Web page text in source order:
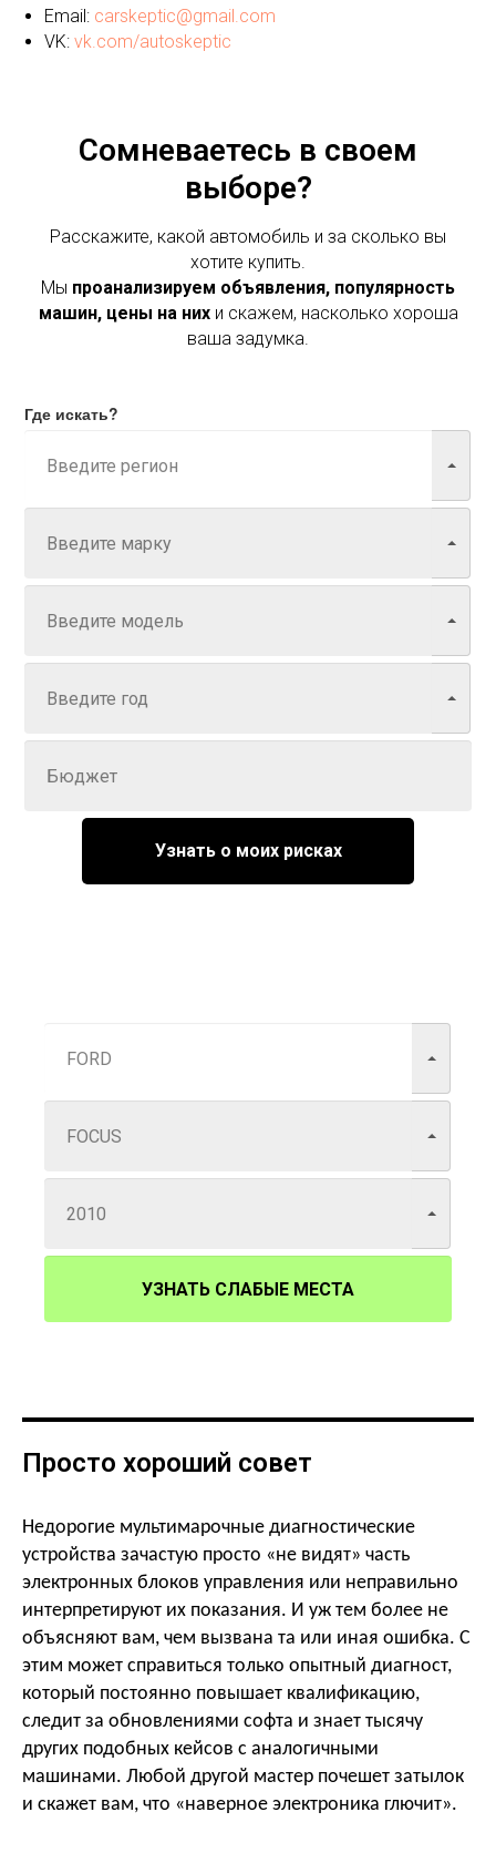
Email: carskeptic@gmail.com
VK: vk.com/autoskeptic
Сомневаетесь в своем
выборе?
Расскажите, какой автомобиль и за сколько вы
хотите купить.
Мы проанализируем объявления, популярность
машин, цены на нихи скажем, насколько хороша
ваша задумка.
Где искать?
Узнать о моих рисках
УЗНАТЬ СЛАБЫЕ МЕСТА
Просто хороший совет
Недорогие мультимарочные диагностические
устройства зачастую просто «не видят» часть
электронных блоков управления или неправильно
интерпретируют их показания. И уж тем более не
объясняют вам, чем вызвана та или иная ошибка. С
этим может справиться только опытный диагност,
который постоянно повышает квалификацию,
следит за обновлениями софта и знает тысячу
других подобных кейсов с аналогичными
машинами. Любой другой мастер почешет затылок
и скажет вам, что «наверное электроника глючит».